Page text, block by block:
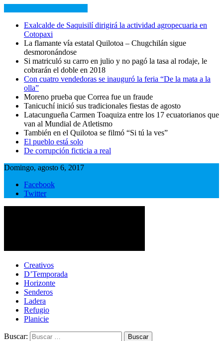
Exalcalde de Saquisilí dirigirá la actividad agropecuaria en
Cotopaxi
La flamante vía estatal Quilotoa – Chugchilán sigue
desmoronándose
Si matriculó su carro en julio y no pagó la tasa al rodaje, le
cobrarán el doble en 2018
Con cuatro vendedoras se inauguró la feria “De la mata a la
olla”
Moreno prueba que Correa fue un fraude
Tanicuchí inició sus tradicionales fiestas de agosto
Latacungueña Carmen Toaquiza entre los 17 ecuatorianos que
van al Mundial de Atletismo
También en el Quilotoa se filmó “Si tú la ves”
El pueblo está solo
De corrupción ficticia a real
Domingo, agosto 6, 2017
Facebook
Twitter
Primer periódico multimedia del centro del país
Primer periódico multimedia del centro del país
Creativos
D’Temporada
Horizonte
Senderos
Ladera
Refugio
Planicie
Buscar: